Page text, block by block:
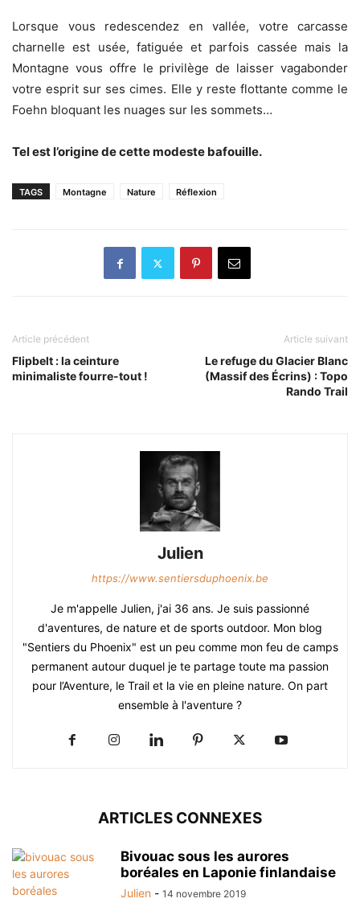
Lorsque vous redescendez en vallée, votre carcasse
charnelle est usée, fatiguée et parfois cassée mais la
Montagne vous offre le privilège de laisser vagabonder
votre esprit sur ses cimes. Elle y reste flottante comme le
Foehn bloquant les nuages sur les sommets…
Tel est l’origine de cette modeste bafouille.
TAGS Montagne Nature Réflexion
Article précédent
Flipbelt : la ceinture
minimaliste fourre-tout !
Article suivant
Le refuge du Glacier Blanc
(Massif des Écrins) : Topo
Rando Trail
Julien
https://www.sentiersduphoenix.be
Je m'appelle Julien, j'ai 36 ans. Je suis passionné
d'aventures, de nature et de sports outdoor. Mon blog
"Sentiers du Phoenix" est un peu comme mon feu de camps
permanent autour duquel je te partage toute ma passion
pour l’Aventure, le Trail et la vie en pleine nature. On part
ensemble à l'aventure ?
ARTICLES CONNEXES
Bivouac sous les aurores
boréales en Laponie finlandaise
Julien - 14 novembre 2019